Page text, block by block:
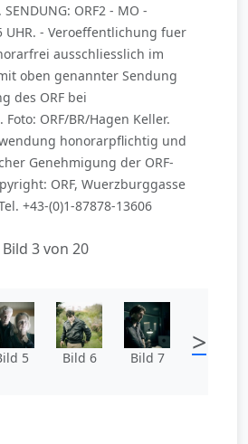
ORF2 - MO -
UHR. - Veroeffentlichung fuer
ausschliesslich im
oben genannter Sendung
des ORF bei
ORF/BR/Hagen Keller.
honorarpflichtig und
Genehmigung der ORF-
ORF, Wuerzburggasse
+43-(0)1-87878-13606
Bild 3 von 20
5 Bild 6 Bild 7 >